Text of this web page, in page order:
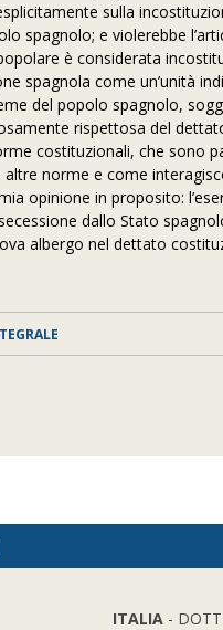
sulla
spagnolo; e violerebbe
è considerata
spagnola come un’unità
del popolo spagnolo,
rispettosa del
costituzionali, che sono
norme e come
opinione in proposito:
dallo Stato
albergo nel dettato
ITALIA -